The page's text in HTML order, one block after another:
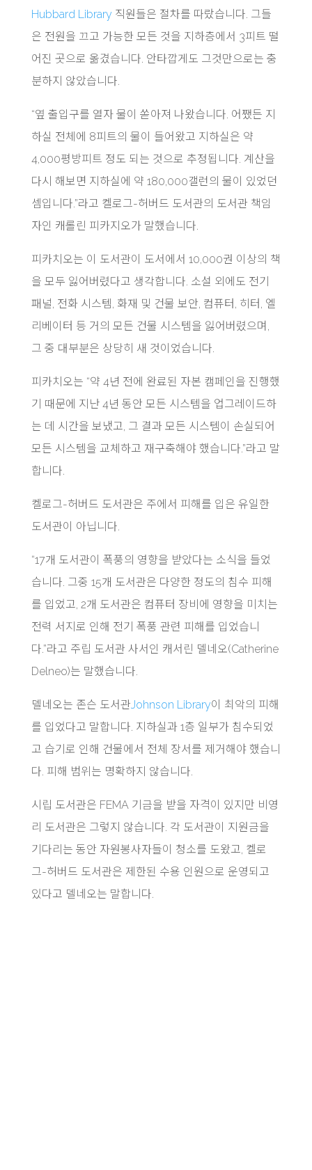
Hubbard Library 직원들은 절차를 따랐습니다. 그들
은 전원을 끄고 가능한 모든 것을 지하층에서 3피트 떨
어진 곳으로 옮겼습니다. 안타깝게도 그것만으로는 충
분하지 않았습니다.
“옆 출입구를 열자 물이 쏟아져 나왔습니다. 어쨌든 지
하실 전체에 8피트의 물이 들어왔고 지하실은 약
4,000평방피트 정도 되는 것으로 추정됩니다. 계산을
다시 해보면 지하실에 약 180,000갤런의 물이 있었던
셈입니다.”라고 켈로그-허버드 도서관의 도서관 책임
자인 캐롤린 피카지오가 말했습니다.
피카치오는 이 도서관이 도서에서 10,000권 이상의 책
을 모두 잃어버렸다고 생각합니다. 소설 외에도 전기
패널, 전화 시스템, 화재 및 건물 보안, 컴퓨터, 히터, 엘
리베이터 등 거의 모든 건물 시스템을 잃어버렸으며,
그 중 대부분은 상당히 새 것이었습니다.
피카치오는 “약 4년 전에 완료된 자본 캠페인을 진행했
기 때문에 지난 4년 동안 모든 시스템을 업그레이드하
는 데 시간을 보냈고, 그 결과 모든 시스템이 손실되어
모든 시스템을 교체하고 재구축해야 했습니다.”라고 말
합니다.
켈로그-허버드 도서관은 주에서 피해를 입은 유일한
도서관이 아닙니다.
“17개 도서관이 폭풍의 영향을 받았다는 소식을 들었
습니다. 그중 15개 도서관은 다양한 정도의 침수 피해
를 입었고, 2개 도서관은 컴퓨터 장비에 영향을 미치는
전력 서지로 인해 전기 폭풍 관련 피해를 입었습니
다.”라고 주립 도서관 사서인 캐서린 델네오(Catherine
Delneo)는 말했습니다.
델네오는 존슨 도서관Johnson Library이 최악의 피해
를 입었다고 말합니다. 지하실과 1층 일부가 침수되었
고 습기로 인해 건물에서 전체 장서를 제거해야 했습니
다. 피해 범위는 명확하지 않습니다.
시립 도서관은 FEMA 기금을 받을 자격이 있지만 비영
리 도서관은 그렇지 않습니다. 각 도서관이 지원금을
기다리는 동안 자원봉사자들이 청소를 도왔고, 켈로
그-허버드 도서관은 제한된 수용 인원으로 운영되고
있다고 델네오는 말합니다.